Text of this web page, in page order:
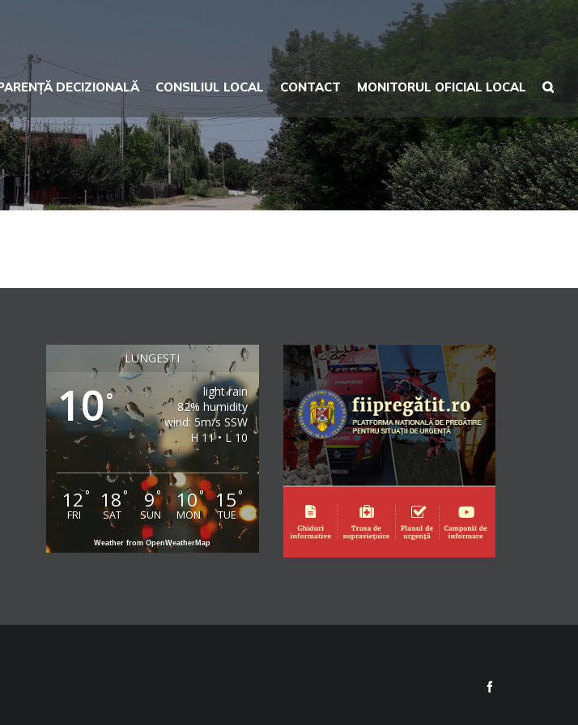
DECIZIONALĂ CONSILIUL LOCAL CONTACT MONITORUL OFICIAL LOCAL
LUNGESTI
10°
light rain
82% humidity
wind: 5m/s SSW
H 11 • L 10
12°
FRI
18°
SAT
9°
SUN
10°
MON
15°
TUE
Weather from OpenWeatherMap